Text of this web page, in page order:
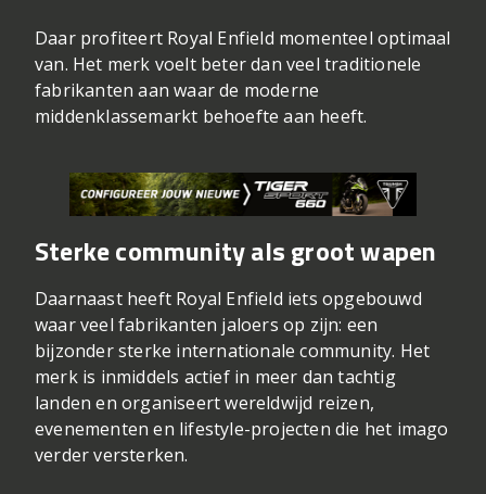
Daar profiteert Royal Enfield momenteel optimaal
van. Het merk voelt beter dan veel traditionele
fabrikanten aan waar de moderne
middenklassemarkt behoefte aan heeft.
Sterke community als groot wapen
Daarnaast heeft Royal Enfield iets opgebouwd
waar veel fabrikanten jaloers op zijn: een
bijzonder sterke internationale community. Het
merk is inmiddels actief in meer dan tachtig
landen en organiseert wereldwijd reizen,
evenementen en lifestyle-projecten die het imago
verder versterken.